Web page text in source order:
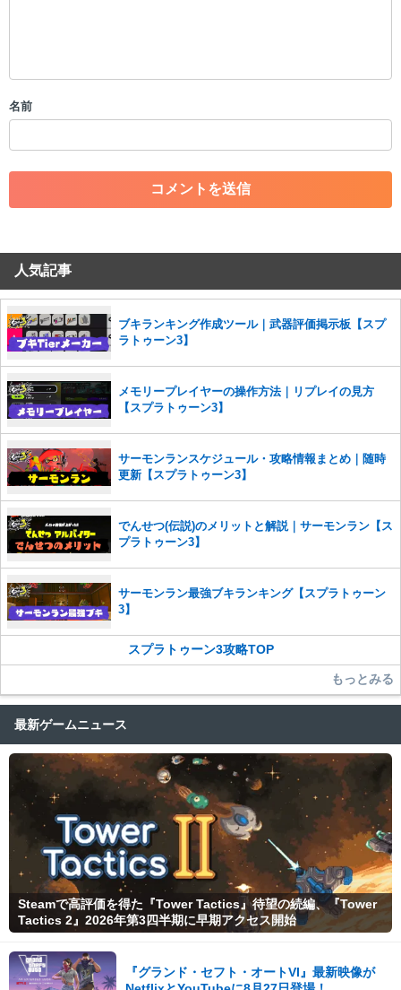
・一度削除された投稿を再び投稿すること
・アカウントの売買など金銭が絡む内容の投稿
・各ゲームのネタバレを含む内容の投稿
・その他、管理者が不適切と判断した投稿
コメントの削除を申請する
せていただきます。ご了承ください。
※一度削除したコメントは復元ができませんのでご注意くだ
さい。
った場合は、法的措置をとらせていただく場合もございますので、あら
かじめご理解くださいませ。
名前
人気記事
ブキランキング作成ツール｜武器評価掲示板【スプ
ラトゥーン3】
メモリープレイヤーの操作方法｜リプレイの見方
【スプラトゥーン3】
サーモンランスケジュール・攻略情報まとめ｜随時
更新【スプラトゥーン3】
でんせつ(伝説)のメリットと解説｜サーモンラン【ス
プラトゥーン3】
サーモンラン最強ブキランキング【スプラトゥーン
3】
スプラトゥーン3攻略TOP
もっとみる
最新ゲームニュース
Steamで高評価を得た『Tower Tactics』待望の続編、『Tower
Tactics 2』2026年第3四半期に早期アクセス開始
『グランド・セフト・オートVI』最新映像が